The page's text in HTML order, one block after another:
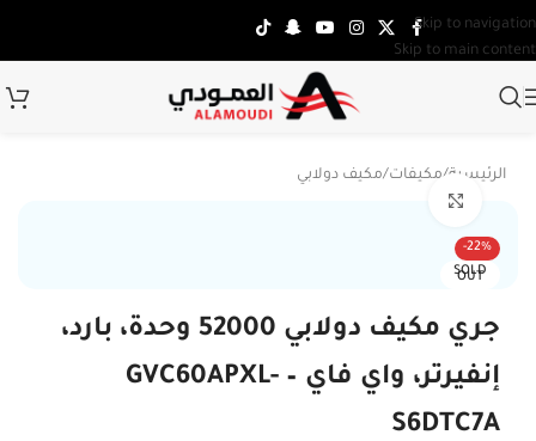
Skip to navigation
Skip to main content
الرئيسية/مكيفات/مكيف دولابي
-22%
SOLD
OUT
جري مكيف دولابي 52000 وحدة، بارد،
إنفيرتر، واي فاي – GVC60APXL-
S6DTC7A